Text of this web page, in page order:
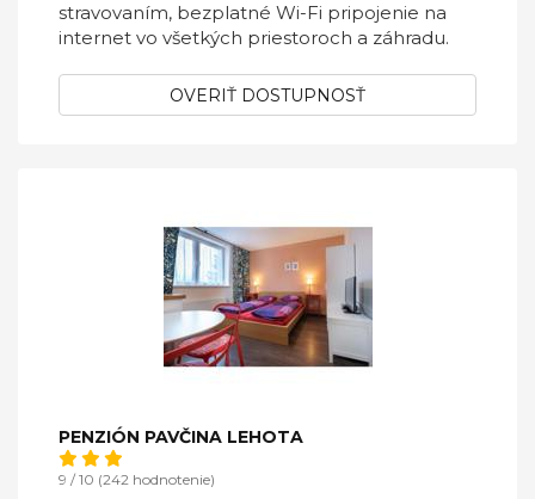
stravovaním, bezplatné Wi-Fi pripojenie na
internet vo všetkých priestoroch a záhradu.
OVERIŤ DOSTUPNOSŤ
PENZIÓN PAVČINA LEHOTA
9 / 10 (242 hodnotenie)